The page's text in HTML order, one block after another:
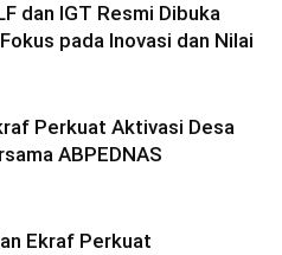
dan IGT Resmi Dibuka
pada Inovasi dan Nilai
Perkuat Aktivasi Desa
ABPEDNAS
Ekraf Perkuat